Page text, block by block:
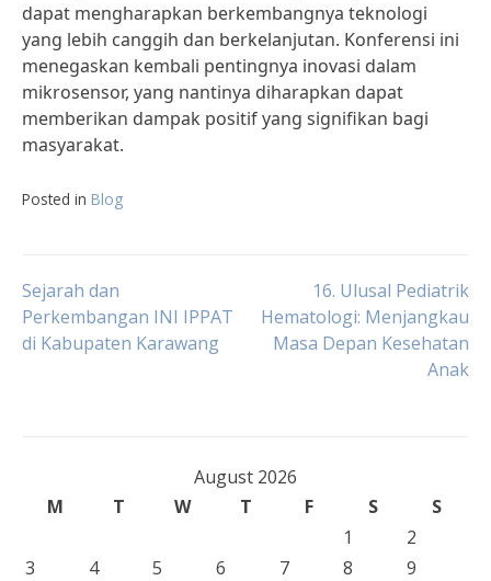
dapat mengharapkan berkembangnya teknologi
yang lebih canggih dan berkelanjutan. Konferensi ini
menegaskan kembali pentingnya inovasi dalam
mikrosensor, yang nantinya diharapkan dapat
memberikan dampak positif yang signifikan bagi
masyarakat.
Posted in Blog
Post
navigation
Sejarah dan
Perkembangan INI IPPAT
di Kabupaten Karawang
16. Ulusal Pediatrik
Hematologi: Menjangkau
Masa Depan Kesehatan
Anak
August 2026
M
T W T F S
S
1
2
3
4 5 6 7 8
9